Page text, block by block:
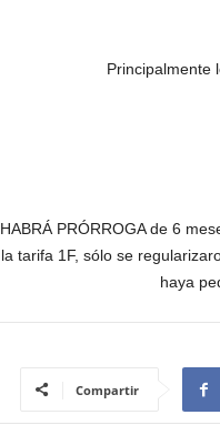
Principalmente
HABRÁ PRÓRROGA de 6
la tarifa 1F, sólo se
haya
Compartir